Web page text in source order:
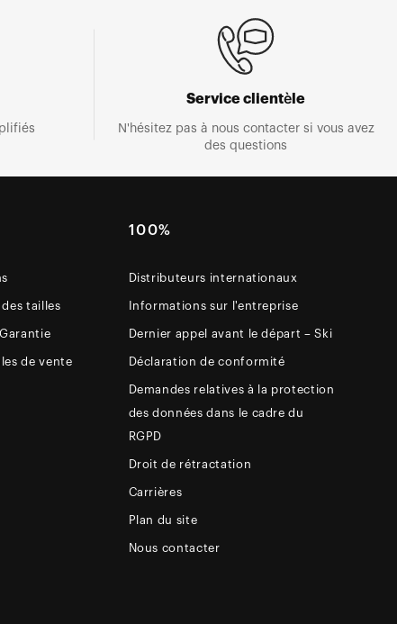
Service clientèle
N'hésitez pas à nous contacter si vous avez
des questions
tailles
de vente
100%
Distributeurs internationaux
Informations sur l'entreprise
Dernier appel avant le départ – Ski
Déclaration de conformité
Demandes relatives à la protection
des données dans le cadre du
RGPD
Droit de rétractation
Carrières
Plan du site
Nous contacter